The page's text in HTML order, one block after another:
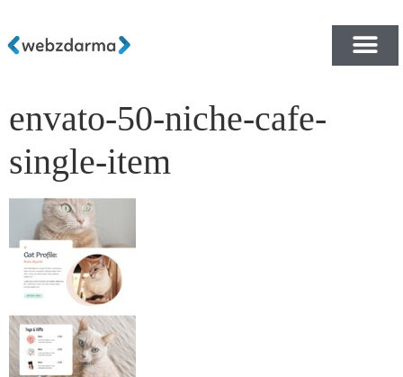
envato-50-niche-cafe-
single-item